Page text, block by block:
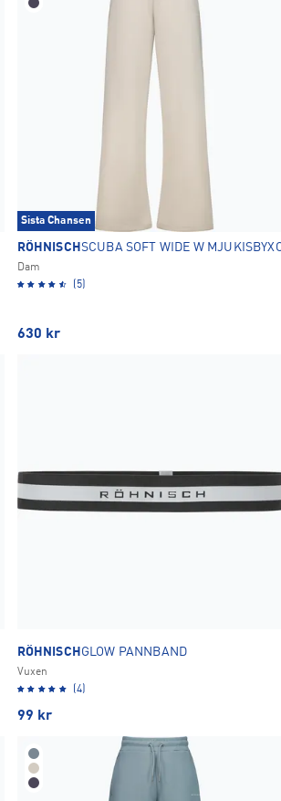
Sista Chansen
RÖHNISCH SCUBA SOFT WIDE W
Dam
(5)
630 kr
RÖHNISCH GLOW PANNBAND
Vuxen
(4)
99 kr